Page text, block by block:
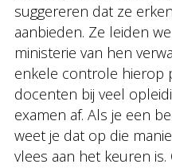
suggereren dat ze
aanbieden. Ze leiden
ministerie van hen
enkele controle hierop
docenten bij veel
examen af. Als je een
weet je dat op die
vlees aan het keuren